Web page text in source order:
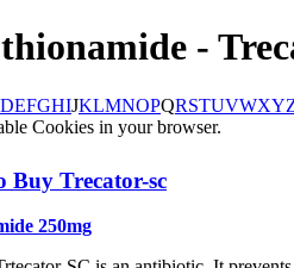
-
DEFGHIJKLMNOPQRSTUVWXY
Cookies in your browser.
Buy Trecator-sc
250mg